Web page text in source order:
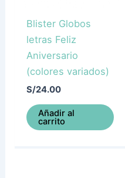
Blister Globos
letras Feliz
Aniversario
(colores variados)
S/24.00
Añadir al
carrito